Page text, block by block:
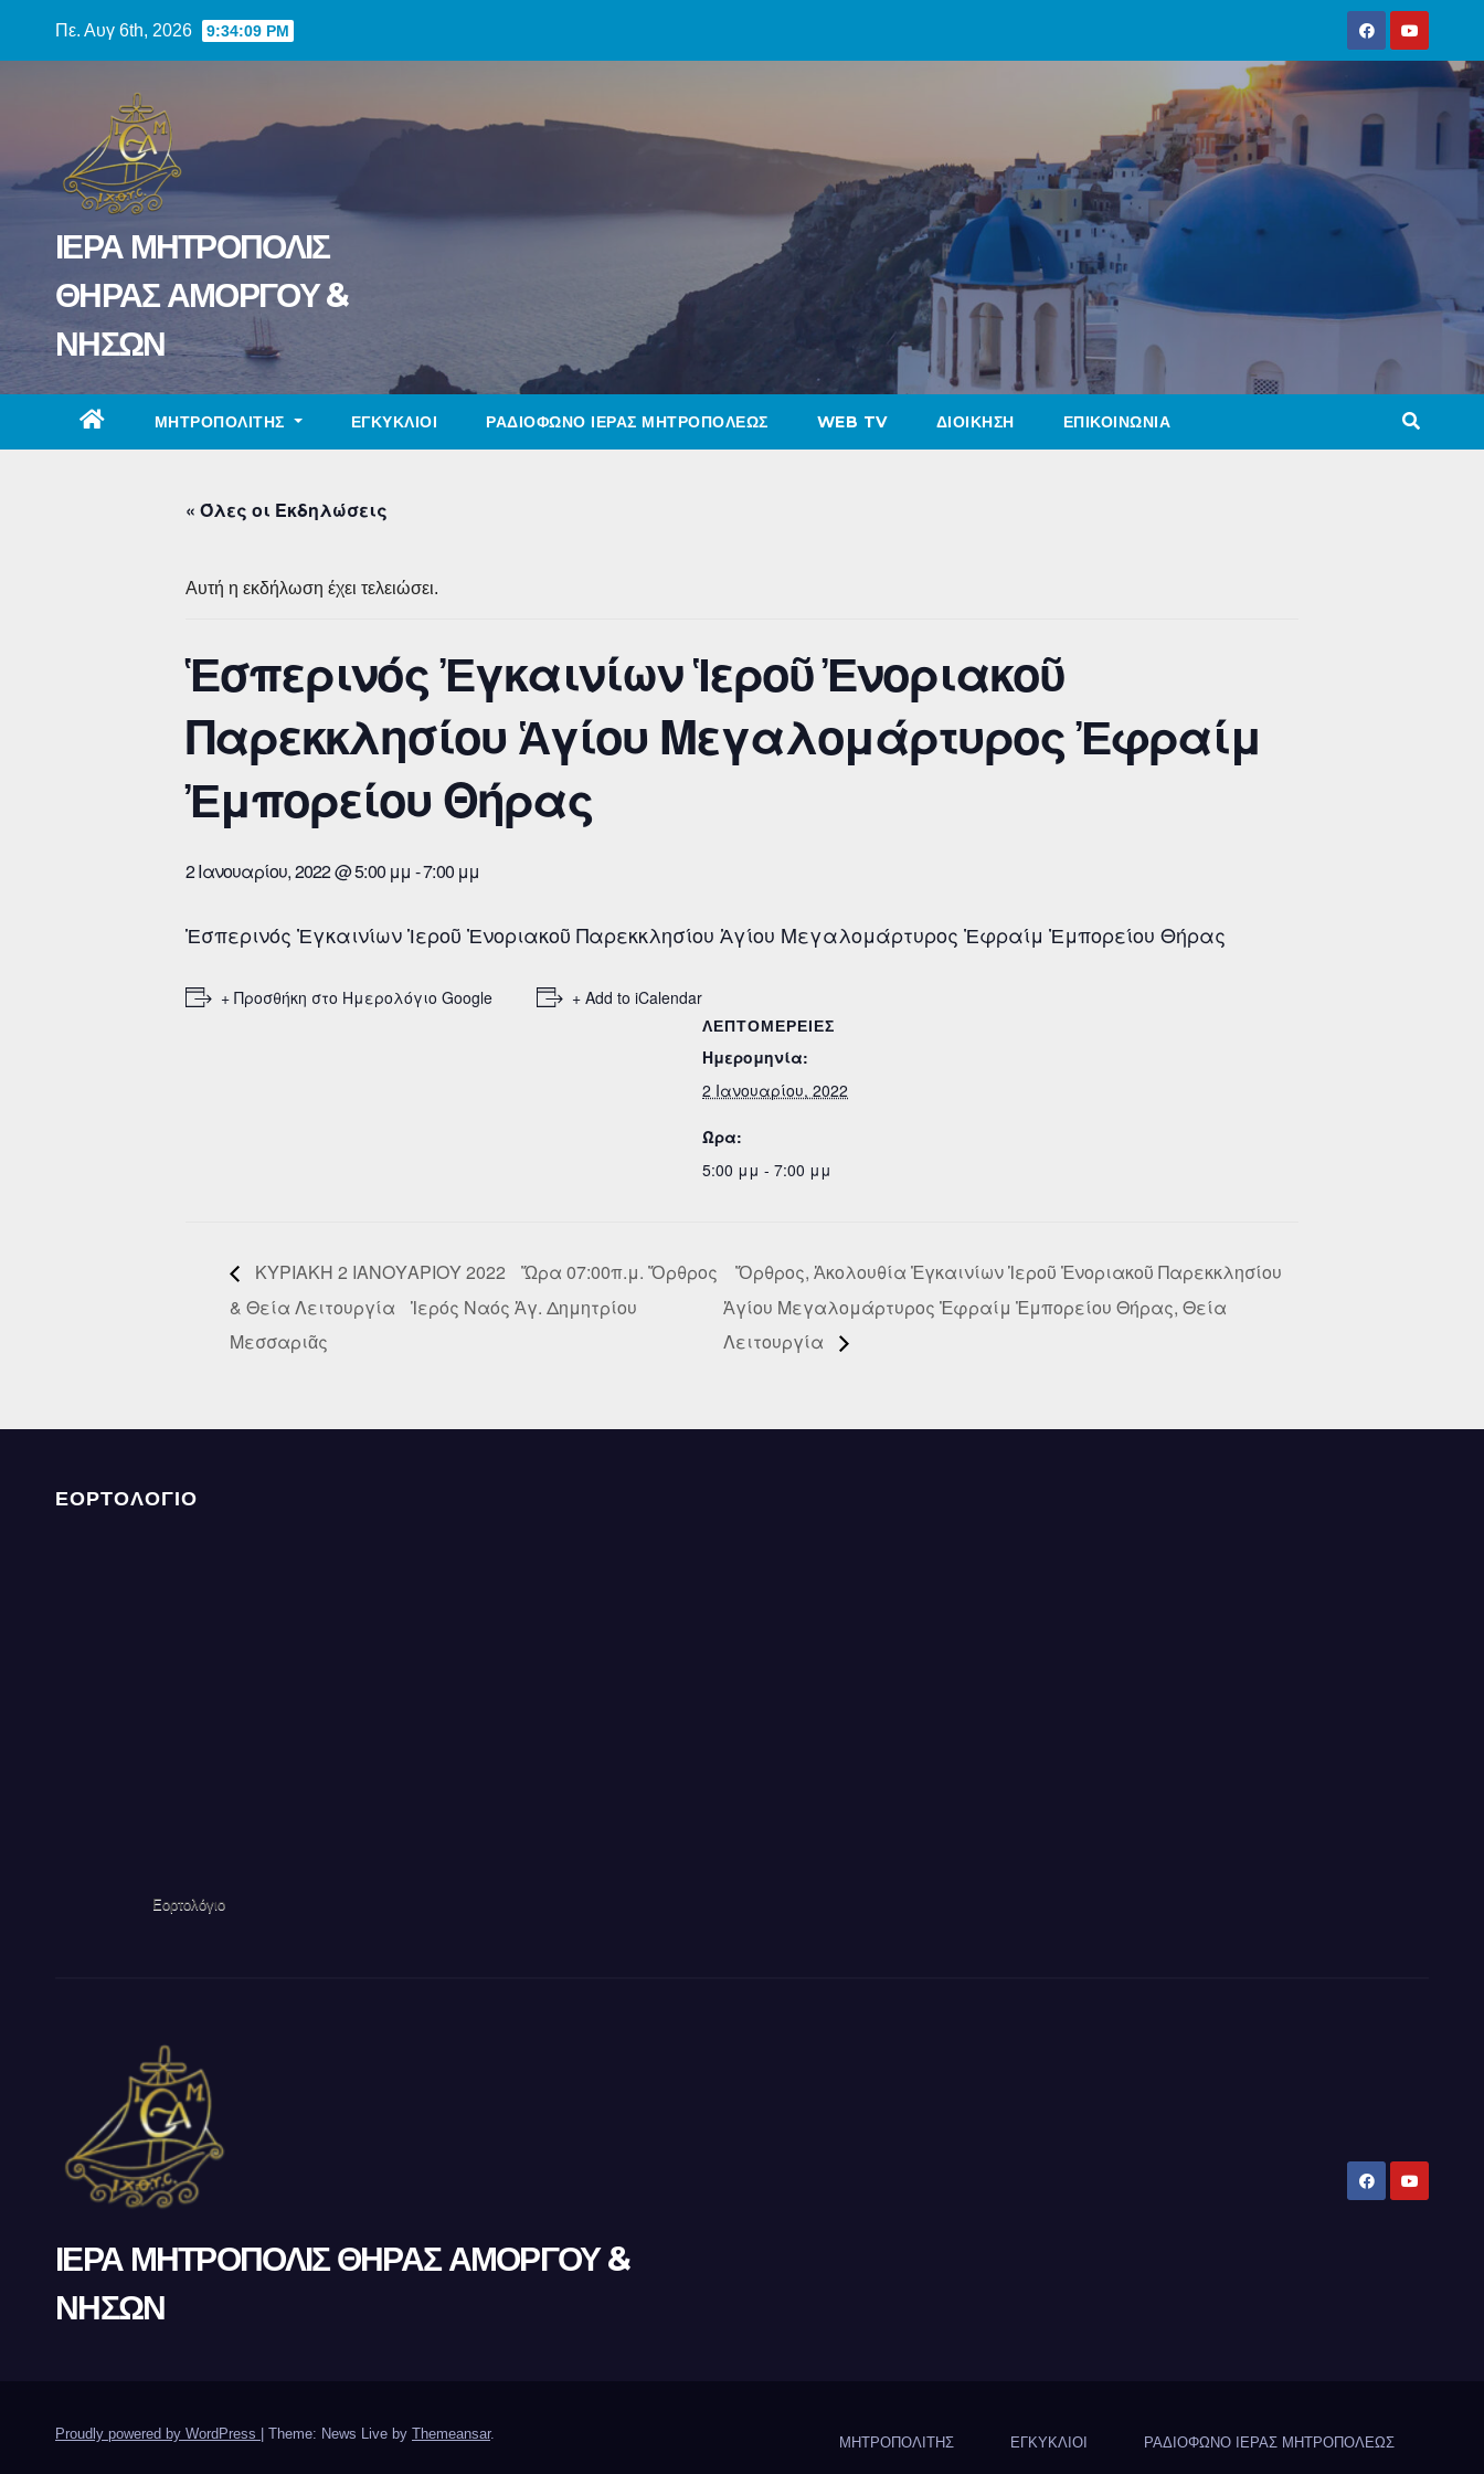
Πε. Αυγ 6th, 2026 9:34:10 PM
ΙΕΡΑ ΜΗΤΡΟΠΟΛΙΣ
ΘΗΡΑΣ ΑΜΟΡΓΟΥ &
ΝΗΣΩΝ
ΜΗΤΡΟΠΟΛΙΤΗΣ ΕΓΚΥΚΛΙΟΙ ΡΑΔΙΟΦΩΝΟ ΙΕΡΑΣ ΜΗΤΡΟΠΟΛΕΩΣ WEB TV ΔΙΟΙΚΗΣΗ ΕΠΙΚΟΙΝΩΝΙΑ
« Όλες οι Εκδηλώσεις
Αυτή η εκδήλωση έχει τελειώσει.
Ἑσπερινός Ἐγκαινίων Ἱεροῦ Ἐνοριακοῦ
Παρεκκλησίου Ἁγίου Μεγαλομάρτυρος Ἐφραίμ
Ἐμπορείου Θήρας
2 Ιανουαρίου, 2022 @ 5:00 μμ -7:00 μμ
Ἑσπερινός Ἐγκαινίων Ἱεροῦ Ἐνοριακοῦ Παρεκκλησίου Ἁγίου Μεγαλομάρτυρος Ἐφραίμ Ἐμπορείου Θήρας
+ Προσθήκη στο Ημερολόγιο Google + Add to iCalendar
ΛΕΠΤΟΜΈΡΕΙΕΣ
Ημερομηνία:
2 Ιανουαρίου, 2022
Ώρα:
5:00 μμ - 7:00 μμ
ΚΥΡΙΑΚΗ 2 ΙΑΝΟΥΑΡΙΟΥ 2022 Ὥρα 07:00π.μ. Ὄρθρος
& Θεία Λειτουργία Ἱερός Ναός Ἁγ. Δημητρίου
Μεσσαριᾶς
Ὄρθρος, Ἀκολουθία Ἐγκαινίων Ἱεροῦ Ἐνοριακοῦ Παρεκκλησίου
Ἁγίου Μεγαλομάρτυρος Ἐφραίμ Ἐμπορείου Θήρας, Θεία
Λειτουργία
ΕΟΡΤΟΛΟΓΙΟ
Εορτολόγιο
ΙΕΡΑ ΜΗΤΡΟΠΟΛΙΣ ΘΗΡΑΣ ΑΜΟΡΓΟΥ &
ΝΗΣΩΝ
Proudly powered by WordPress Theme: News Live by Themeansar.
ΜΗΤΡΟΠΟΛΙΤΗΣ ΕΓΚΥΚΛΙΟΙ ΡΑΔΙΟΦΩΝΟ ΙΕΡΑΣ ΜΗΤΡΟΠΟΛΕΩΣ